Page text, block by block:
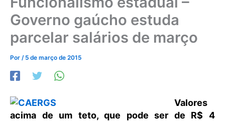
Governo gaúcho estuda
parcelar salários de março
Por / 5 de março de 2015
Valores
acima de um teto, que pode ser de R$ 4